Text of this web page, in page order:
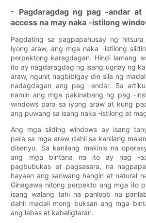
- Pagdaragdag ng pag -andar at
access na may naka -istilong
Pagdating sa pagpapahusay ng
iyong araw, ang mga naka -istilong
perpektong karagdagan. Hindi lamang
ito ay nagdaragdag ng isang ugnay ng
araw, ngunit nagbibigay din sila ng
nadagdagan ang pag -andar. Sa
namin ang mga pakinabang ng pag -
windows para sa iyong araw at kung
ang puwang sa isang naka -istilong at
Ang mga sliding windows ay isang
para sa mga araw dahil sa kanilang
disenyo. Sa kanilang makinis na
ang mga bintana na ito ay nag -
pagbubukas at pagsasara, na
hayaan ang sariwang hangin at natural
Ginagawa nitong perpekto ang mga ito
isang walang tahi na panloob na
dahil madali mong buksan ang mga
ang labas at kabaligtaran.